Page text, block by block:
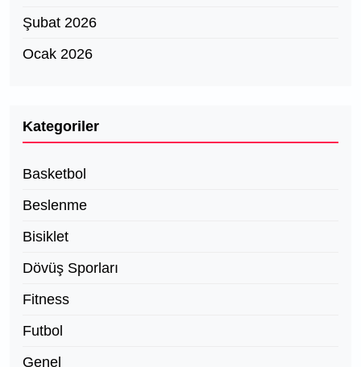
Şubat 2026
Ocak 2026
Kategoriler
Basketbol
Beslenme
Bisiklet
Dövüş Sporları
Fitness
Futbol
Genel